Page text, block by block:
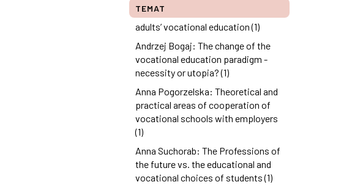
TEMAT
adults’ vocational education (1)
Andrzej Bogaj: The change of the
vocational education paradigm -
necessity or utopia? (1)
Anna Pogorzelska: Theoretical and
practical areas of cooperation of
vocational schools with employers
(1)
Anna Suchorab: The Professions of
the future vs. the educational and
vocational choices of students (1)